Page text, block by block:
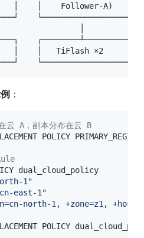
│    │    Follower-A)   │
└──────────────────┘
┌────────┴─────────┐
│    │   TiFlash ×2     │
└──────────────────┘
：
A，副本分布在云 B
POLICY PRIMARY_REGION
dual_cloud_policy
1"
east-1"
north-1, +zone=z1,
POLICY